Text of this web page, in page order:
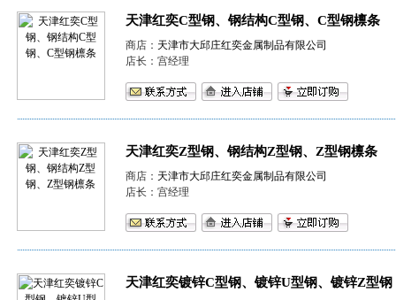
天津红奕C型钢、钢结构C型钢、C型钢檩条
商店： 天津市大邱庄红奕金属制品有限公司
店长：宫经理
天津红奕Z型钢、钢结构Z型钢、Z型钢檩条
商店： 天津市大邱庄红奕金属制品有限公司
店长：宫经理
天津红奕镀锌C型钢、镀锌U型钢、镀锌Z型钢